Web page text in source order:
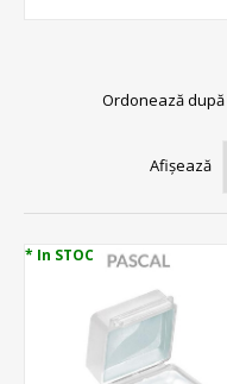
Ordonează după
Afișează
* In STOC